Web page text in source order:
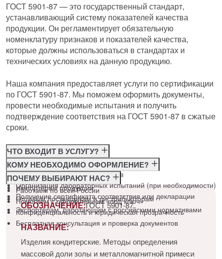
ГОСТ 5901-87 — это государственный стандарт,
устанавливающий систему показателей качества
продукции. Он регламентирует обязательную
номенклатуру признаков и показателей качества,
которые должны использоваться в стандартах и
технических условиях на данную продукцию.
Наша компания предоставляет услуги по сертификации
по ГОСТ 5901-87. Мы поможем оформить документы,
провести необходимые испытания и получить
подтверждение соответствия на ГОСТ 5901-87 в сжатые
сроки.
ЧТО ВХОДИТ В УСЛУГУ?
Консультация по требованиям ГОСТ
Подготовка и подача документов
Организация лабораторных испытаний (при необходимости)
Получение сертификата соответствия или декларации
КОМУ НЕОБХОДИМО ОФОРМЛЕНИЕ?
Производителям
Импортёрам продукции
Оптовым поставщикам и дистрибьюторам
Экспортёрам, работающим с российскими нормативами
ПОЧЕМУ ВЫБИРАЮТ НАС?
Работаем по всей России
Помогаем с оформлением «под ключ»
Конфиденциальность и юридическая прозрачность
Бесплатная консультация и проверка документов
ОБОЗНАЧЕНИЕ:ГОСТ 5901-87
НАЗВАНИЕ:
Изделия кондитерские. Методы определения
массовой доли золы и металломагнитной примеси